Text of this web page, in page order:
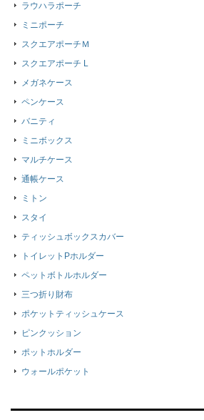
ラウハラポーチ
ミニポーチ
スクエアポーチＭ
スクエアポーチ L
メガネケース
ペンケース
バニティ
ミニボックス
マルチケース
通帳ケース
ミトン
スタイ
ティッシュボックスカバー
トイレットPホルダー
ペットボトルホルダー
三つ折り財布
ポケットティッシュケース
ピンクッション
ポットホルダー
ウォールポケット